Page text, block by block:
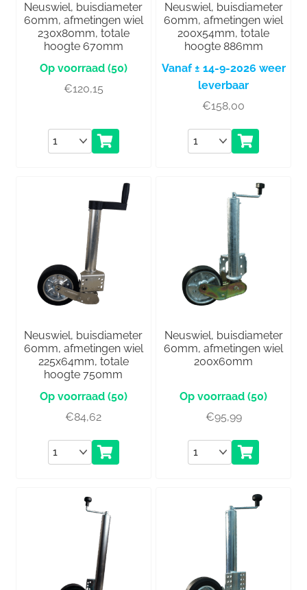
Neuswiel, buisdiameter
60mm, afmetingen wiel
230x80mm, totale
hoogte 670mm
(50)
€120,15
Aantal
Neuswiel, buisdiameter
60mm, afmetingen wiel
200x54mm, totale
hoogte 886mm
Vanaf ± 14-9-2026 weer
leverbaar
€158,00
Aantal
Neuswiel, buisdiameter
60mm, afmetingen wiel
225x64mm, totale
hoogte 750mm
(50)
€84,62
Aantal
Neuswiel, buisdiameter
60mm, afmetingen wiel
200x60mm
(50)
€95,99
Aantal